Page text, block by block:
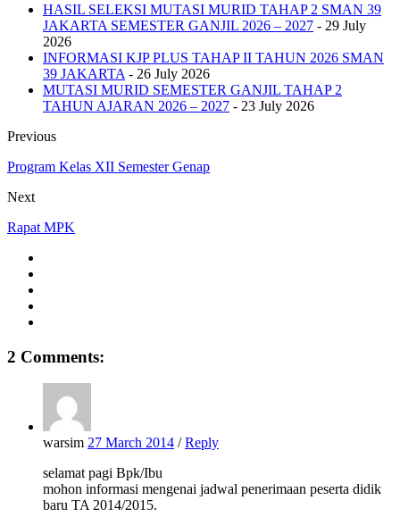
HASIL SELEKSI MUTASI MURID TAHAP 2 SMAN 39
JAKARTA SEMESTER GANJIL 2026 – 2027 - 29 July
2026
INFORMASI KJP PLUS TAHAP II TAHUN 2026 SMAN
39 JAKARTA - 26 July 2026
MUTASI MURID SEMESTER GANJIL TAHAP 2
TAHUN AJARAN 2026 – 2027 - 23 July 2026
Previous
Program Kelas XII Semester Genap
Next
Rapat MPK
2 Comments:
warsim 27 March 2014 /Reply
selamat pagi Bpk/Ibu
mohon informasi mengenai jadwal penerimaan peserta didik
baru TA 2014/2015.